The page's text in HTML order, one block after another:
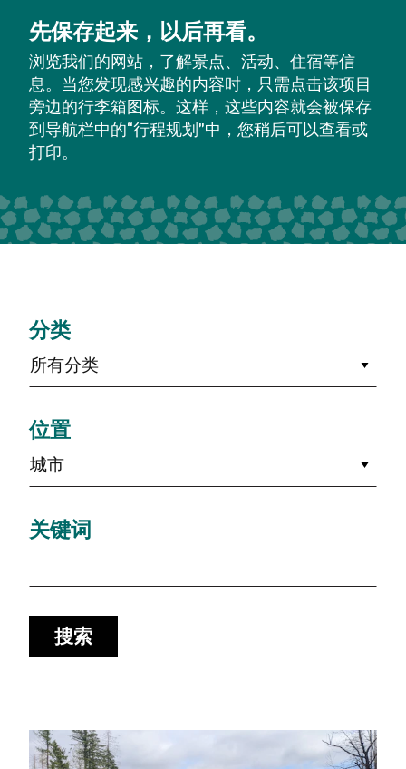
先保存起来，以后再看。
浏览我们的网站，了解景点、活动、住宿等信
息。当您发现感兴趣的内容时，只需点击该项目
旁边的行李箱图标。这样，这些内容就会被保存
到导航栏中的“行程规划”中，您稍后可以查看或
打印。
分类
所有分类
位置
城市
关键词
搜索